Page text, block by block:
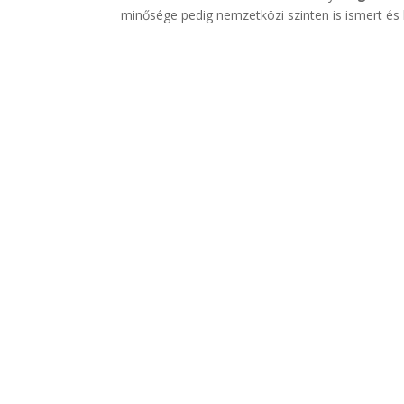
minősége pedig nemzetközi szinten is ismert